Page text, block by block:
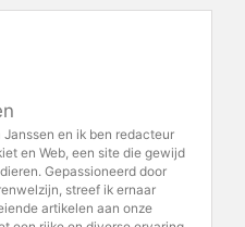
en ik ben redacteur
en Web, een site die gewijd
Gepassioneerd door
streef ik ernaar
artikelen aan onze